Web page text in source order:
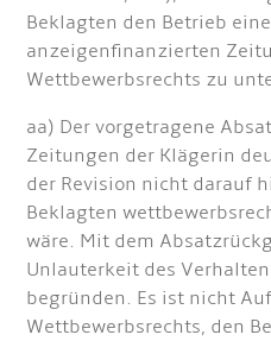
Beklagten den Betrieb
anzeigenfinanzierten
Wettbewerbsrechts zu
aa) Der vorgetragene
Zeitungen der Klägerin
der Revision nicht darauf
Beklagten
wäre. Mit dem
Unlauterkeit des
begründen. Es ist nicht
Wettbewerbsrechts, den